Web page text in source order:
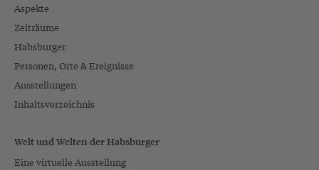
Aspekte
Zeiträume
Habsburger
Personen, Orte & Ereignisse
Ausstellungen
Inhaltsverzeichnis
Welt und Welten der Habsburger
Eine virtuelle Ausstellung